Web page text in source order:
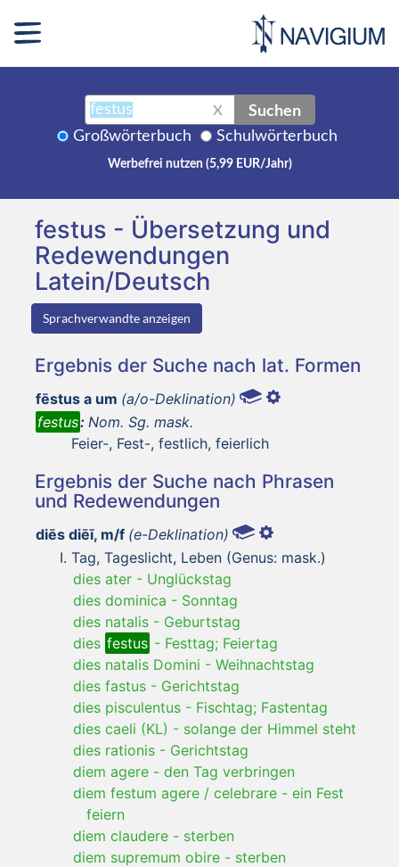
X Suchen
Großwörterbuch Schulwörterbuch
Werbefrei nutzen (5,99 EUR/Jahr)
festus - Übersetzung und
Redewendungen
Latein/Deutsch
Sprachverwandte anzeigen
Ergebnis der Suche nach lat. Formen
fēstus a um (a/o-Deklination)
festus: Nom. Sg. mask.
Feier-, Fest-, festlich, feierlich
Ergebnis der Suche nach Phrasen
und Redewendungen
diēs diēī, m/f (e-Deklination)
Tag, Tageslicht, Leben (Genus: mask.)
dies ater - Unglückstag
dies dominica - Sonntag
dies natalis - Geburtstag
dies festus - Festtag; Feiertag
dies natalis Domini - Weihnachtstag
dies fastus - Gerichtstag
dies pisculentus - Fischtag; Fastentag
dies caeli (KL) - solange der Himmel steht
dies rationis - Gerichtstag
diem agere - den Tag verbringen
diem festum agere / celebrare - ein Fest
feiern
diem claudere - sterben
diem supremum obire - sterben